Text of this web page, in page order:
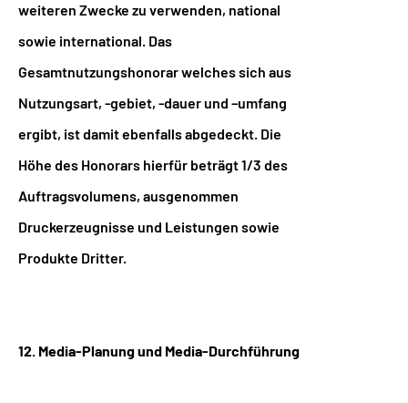
weiteren Zwecke zu verwenden, national
sowie international. Das
Gesamtnutzungshonorar welches sich aus
Nutzungsart, -gebiet, -dauer und –umfang
ergibt, ist damit ebenfalls abgedeckt. Die
Höhe des Honorars hierfür beträgt 1/3 des
Auftragsvolumens, ausgenommen
Druckerzeugnisse und Leistungen sowie
Produkte Dritter.
12. Media-Planung und Media-Durchführung